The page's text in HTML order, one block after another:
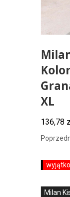
XL
136,78
Milan